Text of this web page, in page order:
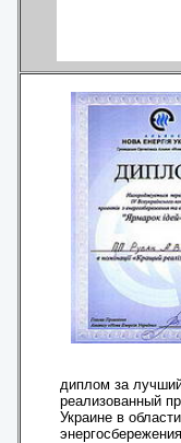
диплом за
реализованный
Украине в области